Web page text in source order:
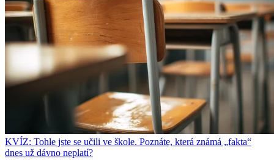
KVÍZ: Tohle jste se učili ve škole. Poznáte, která známá „fakta“
dnes už dávno neplatí?